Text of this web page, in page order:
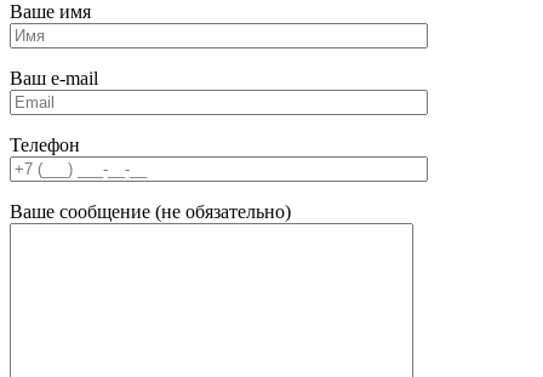
Ваше имя
Ваш e-mail
Телефон
Ваше сообщение (не обязательно)